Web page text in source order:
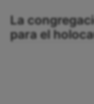
La
para el